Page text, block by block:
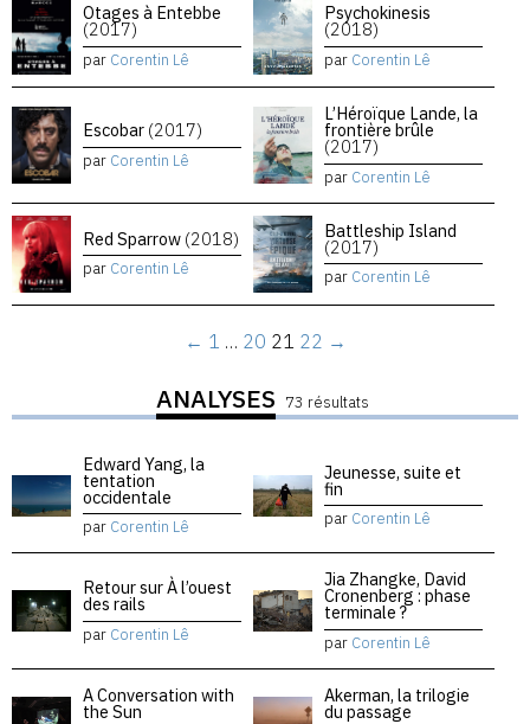
Otages à Entebbe
(2017)
par Corentin Lê
Psychokinesis
(2018)
par Corentin Lê
Escobar (2017)
par Corentin Lê
L’Héroïque Lande, la
frontière brûle
(2017)
par Corentin Lê
Red Sparrow (2018)
par Corentin Lê
Battleship Island
(2017)
par Corentin Lê
← 1 … 20 21 22 →
ANALYSES 73 résultats
Edward Yang, la
tentation
occidentale
par Corentin Lê
Jeunesse, suite et
fin
par Corentin Lê
Retour sur À l’ouest
des rails
par Corentin Lê
Jia Zhangke, David
Cronenberg : phase
terminale ?
par Corentin Lê
A Conversation with
the Sun
Akerman, la trilogie
du passage